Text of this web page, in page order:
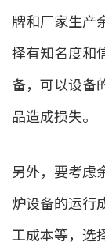
牌和厂家生产
择有知名度和
备，可以设备
品造成损失。
另外，要考虑
炉设备的运行
工成本等，选